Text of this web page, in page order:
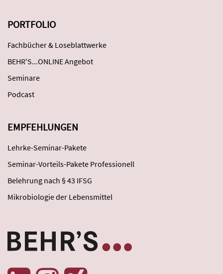
PORTFOLIO
Fachbücher & Loseblattwerke
BEHR'S...ONLINE Angebot
Seminare
Podcast
EMPFEHLUNGEN
Lehrke-Seminar-Pakete
Seminar-Vorteils-Pakete Professionell
Belehrung nach § 43 IFSG
Mikrobiologie der Lebensmittel